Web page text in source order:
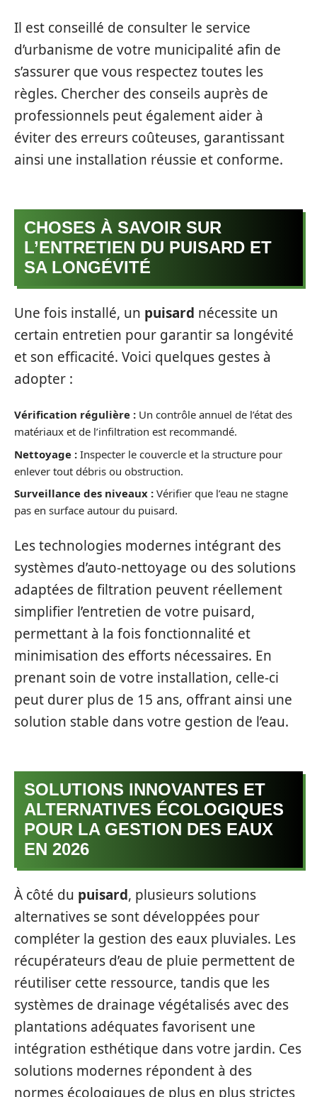
Il est conseillé de consulter le service
d’urbanisme de votre municipalité afin de
s’assurer que vous respectez toutes les
règles. Chercher des conseils auprès de
professionnels peut également aider à
éviter des erreurs coûteuses, garantissant
ainsi une installation réussie et conforme.
CHOSES À SAVOIR SUR
L’ENTRETIEN DU PUISARD ET
SA LONGÉVITÉ
Une fois installé, un puisard nécessite un
certain entretien pour garantir sa longévité
et son efficacité. Voici quelques gestes à
adopter :
Vérification régulière : Un contrôle annuel de l’état des
matériaux et de l’infiltration est recommandé.
Nettoyage : Inspecter le couvercle et la structure pour
enlever tout débris ou obstruction.
Surveillance des niveaux : Vérifier que l’eau ne stagne
pas en surface autour du puisard.
Les technologies modernes intégrant des
systèmes d’auto-nettoyage ou des solutions
adaptées de filtration peuvent réellement
simplifier l’entretien de votre puisard,
permettant à la fois fonctionnalité et
minimisation des efforts nécessaires. En
prenant soin de votre installation, celle-ci
peut durer plus de 15 ans, offrant ainsi une
solution stable dans votre gestion de l’eau.
SOLUTIONS INNOVANTES ET
ALTERNATIVES ÉCOLOGIQUES
POUR LA GESTION DES EAUX
EN 2026
À côté du puisard, plusieurs solutions
alternatives se sont développées pour
compléter la gestion des eaux pluviales. Les
récupérateurs d’eau de pluie permettent de
réutiliser cette ressource, tandis que les
systèmes de drainage végétalisés avec des
plantations adéquates favorisent une
intégration esthétique dans votre jardin. Ces
solutions modernes répondent à des
normes écologiques de plus en plus strictes